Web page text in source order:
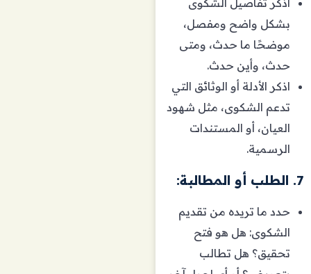
اذكر تفاصيل الشكوى
بشكل واضح ومفصل،
موضحًا ما حدث، ومتى
حدث، وأين حدث.
اذكر الأدلة أو الوثائق التي
تدعم الشكوى، مثل شهود
العيان، أو المستندات
الرسمية.
7. الطلب أو المطالبة:
حدد ما تريده من تقديم
الشكوى: هل هو فتح
تحقيق؟ هل تطالب